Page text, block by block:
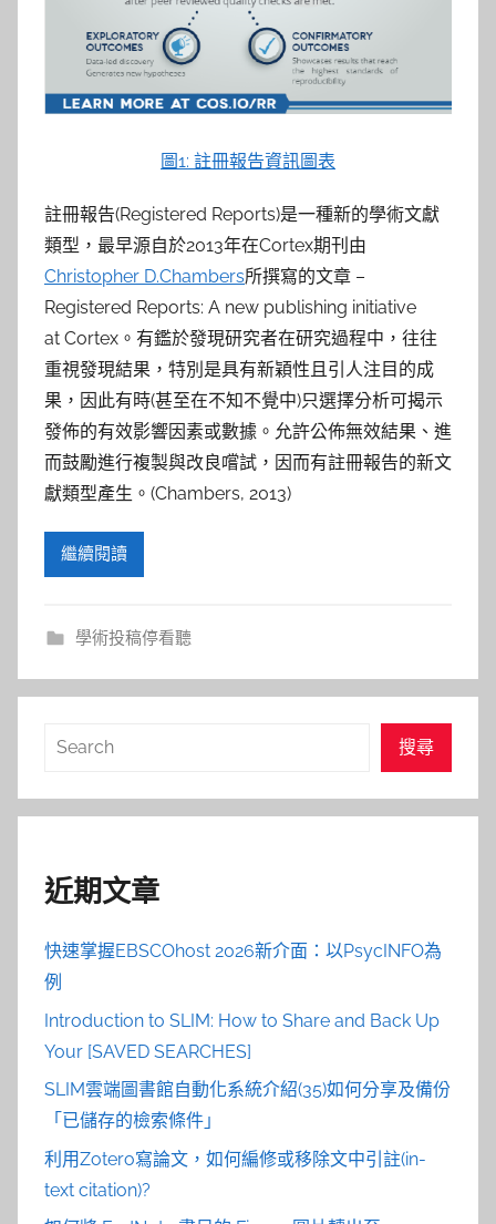
圖1: 註冊報告資訊圖表
註冊報告(Registered Reports)是一種新的學術文獻
類型，最早源自於2013年在Cortex期刊由
Christopher D.Chambers所撰寫的文章 –
Registered Reports: A new publishing initiative
at Cortex。有鑑於發現研究者在研究過程中，往往
重視發現結果，特別是具有新穎性且引人注目的成
果，因此有時(甚至在不知不覺中)只選擇分析可揭示
發佈的有效影響因素或數據。允許公佈無效結果、進
而鼓勵進行複製與改良嚐試，因而有註冊報告的新文
獻類型產生。(Chambers, 2013)
繼續閱讀
學術投稿停看聽
搜
搜尋
近期文章
快速掌握EBSCOhost 2026新介面：以PsycINFO為
例
Introduction to SLIM: How to Share and Back Up
Your [SAVED SEARCHES]
SLIM雲端圖書館自動化系統介紹(35)如何分享及備份
「已儲存的檢索條件」
利用Zotero寫論文，如何編修或移除文中引註(in-
text citation)?